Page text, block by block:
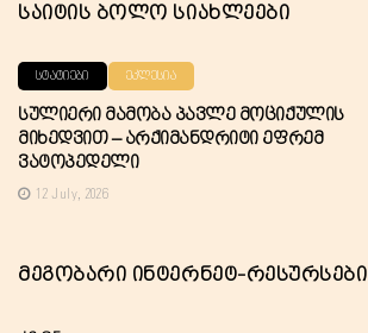
Საიტის Ბოლო Სიახლეები
ᲡᲢᲐᲢᲘᲔᲑᲘ ᲔᲙᲚᲔᲡᲘᲐ
Სულიერი Მამობა Პავლე Მოციქულის
Მიხედვით – Არქიმანდრიტი Ეფრემ
Ვატოპედელი
12 July, 2026
Მეგობარი Ინტერნეტ-Რესურსები